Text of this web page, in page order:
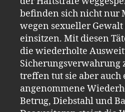
befinden sich nicht nur
wegen sexueller
einsitzen. Mit diesen
die wiederholte
Sicherungsverwahrung
treffen tut sie aber auch
angenommene
Betrug, Diebstahl und